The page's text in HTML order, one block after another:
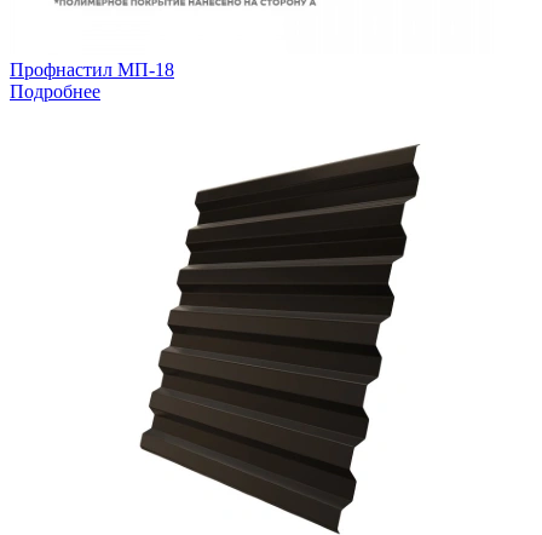
Профнастил МП-18
Подробнее